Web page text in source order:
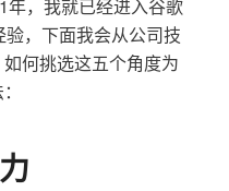
年，我就已经进入谷歌
，下面我会从公司技
何挑选这五个角度为